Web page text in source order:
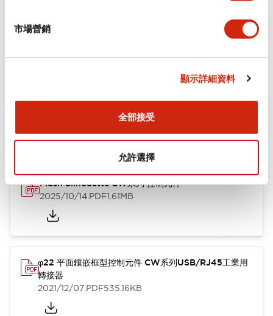
市場營銷
顯示詳細資料
全部接受
允許選擇
型錄和宣傳手冊 CAD檔 認證與標準
Flush Silhouette CW系列 控制元件
2025/10/14.PDF1.61MB
φ22 平面鑲嵌框型控制元件 CW系列USB/RJ45工業用
轉接器
2021/12/07.PDF535.16KB